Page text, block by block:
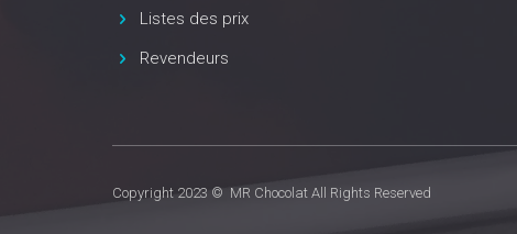
Listes des prix
Revendeurs
Copyright 2023 © MR Chocolat All Rights Reserved